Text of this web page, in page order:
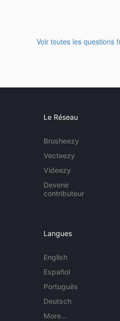
Voir toutes les questions
Le Réseau
Brusheezy
Vecteezy
Videezy
Devenir
contributeur
Langues
English
Español
Português
Deutsch
More...